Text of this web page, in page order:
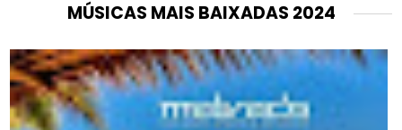
MÚSICAS MAIS BAIXADAS 2024